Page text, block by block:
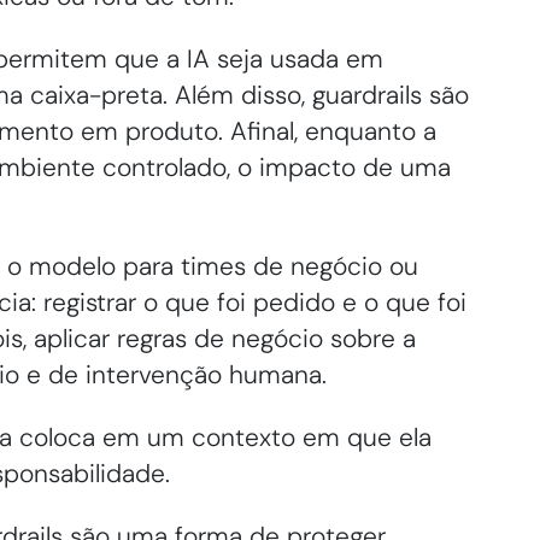
que a IA seja usada em
caixa-preta. Além disso, guardrails são
em produto. Afinal, enquanto a
controlado, o impacto de uma
modelo para times de negócio ou
registrar o que foi pedido e o que foi
aplicar regras de negócio sobre a
e de intervenção humana.
coloca em um contexto em que ela